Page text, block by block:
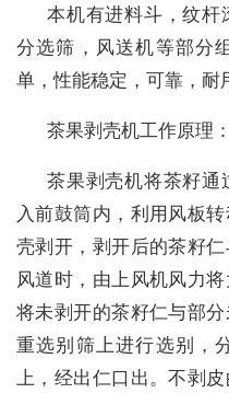
本机有进料斗，纹
分选筛，风送机等部分
单，性能稳定，可靠，耐
茶果剥壳机工作原理：
茶果剥壳机将茶籽
入前鼓筒内，利用风板
壳剥开，剥开后的茶籽
风道时，由上风机风力
将未剥开的茶籽仁与部
重选别筛上进行选别，
上，经出仁口出。不剥